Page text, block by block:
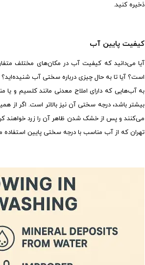
ذخیره کنید.
کیفیت پایین آب
آیا می‌دانید که کیفیت آب در مکان‌های مختلف
است؟ آیا تا به حال چیزی درباره سختی آب
به آب‌هایی که دارای املاح معدنی مانند کلسیم و
بیشتر باشد، درجه سختی آن نیز بالاتر است. اگر
می‌کنند و پس از خشک شدن ظاهر آن را زرد خواهند
تهران که از آب مناسب با درجه سختی پایین استفاده